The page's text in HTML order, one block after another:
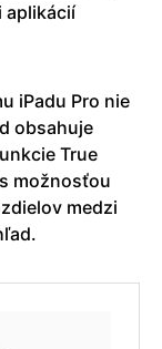
aplikácií
iPadu Pro nie
obsahuje
True
možnosťou
medzi